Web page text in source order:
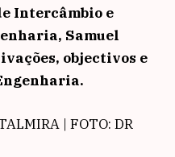
Intercâmbio e
Samuel
objectivos e
| FOTO: DR